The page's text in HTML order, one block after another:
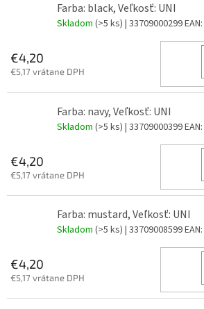
Farba: black, Veľkosť: UNI
Skladom (>5 ks) | 33709000299EAN:
€4,20
€5,17 vrátane DPH
Farba: navy, Veľkosť: UNI
Skladom (>5 ks) | 33709000399EAN:
€4,20
€5,17 vrátane DPH
Farba: mustard, Veľkosť: UNI
Skladom (>5 ks) | 33709008599EAN:
€4,20
€5,17 vrátane DPH